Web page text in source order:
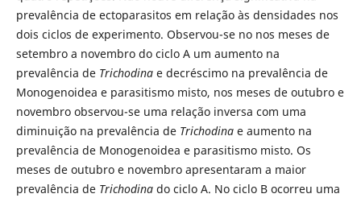
prevalência de ectoparasitos em relação às densidades nos
dois ciclos de experimento. Observou-se no nos meses de
setembro a novembro do ciclo A um aumento na
prevalência de Trichodina e decréscimo na prevalência de
Monogenoidea e parasitismo misto, nos meses de outubro e
novembro observou-se uma relação inversa com uma
diminuição na prevalência de Trichodina e aumento na
prevalência de Monogenoidea e parasitismo misto. Os
meses de outubro e novembro apresentaram a maior
prevalência de Trichodina do ciclo A. No ciclo B ocorreu uma